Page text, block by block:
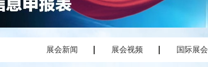
展会新闻 展会视频 国际展会